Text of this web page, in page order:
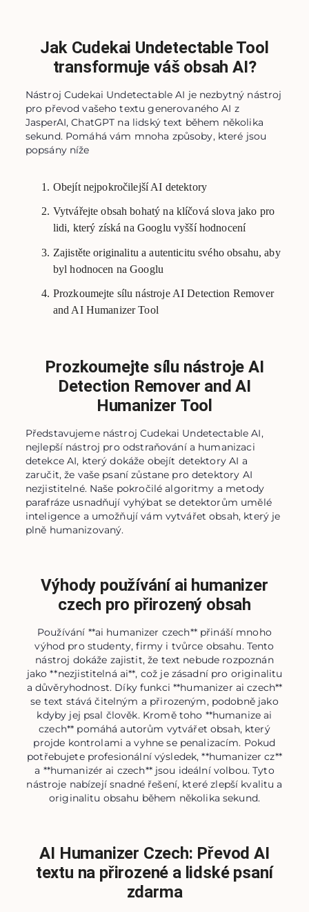
Jak Cudekai Undetectable Tool
transformuje váš obsah AI?
Nástroj Cudekai Undetectable AI je nezbytný nástroj
pro převod vašeho textu generovaného AI z
JasperAI, ChatGPT na lidský text během několika
sekund. Pomáhá vám mnoha způsoby, které jsou
popsány níže
Obejít nejpokročilejší AI detektory
Vytvářejte obsah bohatý na klíčová slova jako pro
lidi, který získá na Googlu vyšší hodnocení
Zajistěte originalitu a autenticitu svého obsahu, aby
byl hodnocen na Googlu
Prozkoumejte sílu nástroje AI Detection Remover
and AI Humanizer Tool
Prozkoumejte sílu nástroje AI
Detection Remover and AI
Humanizer Tool
Představujeme nástroj Cudekai Undetectable AI,
nejlepší nástroj pro odstraňování a humanizaci
detekce AI, který dokáže obejít detektory AI a
zaručit, že vaše psaní zůstane pro detektory AI
nezjistitelné. Naše pokročilé algoritmy a metody
parafráze usnadňují vyhýbat se detektorům umělé
inteligence a umožňují vám vytvářet obsah, který je
plně humanizovaný.
Výhody používání ai humanizer
czech pro přirozený obsah
Používání **ai humanizer czech** přináší mnoho
výhod pro studenty, firmy i tvůrce obsahu. Tento
nástroj dokáže zajistit, že text nebude rozpoznán
jako **nezjistitelná ai**, což je zásadní pro originalitu
a důvěryhodnost. Díky funkci **humanizer ai czech**
se text stává čitelným a přirozeným, podobně jako
kdyby jej psal člověk. Kromě toho **humanize ai
czech** pomáhá autorům vytvářet obsah, který
projde kontrolami a vyhne se penalizacím. Pokud
potřebujete profesionální výsledek, **humanizer cz**
a **humanizér ai czech** jsou ideální volbou. Tyto
nástroje nabízejí snadné řešení, které zlepší kvalitu a
originalitu obsahu během několika sekund.
AI Humanizer Czech: Převod AI
textu na přirozené a lidské psaní
zdarma